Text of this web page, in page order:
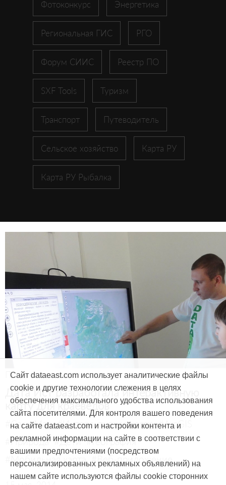
Фотоконкурс Энергетика
Региональная ГИС РГО
Форум СИИС Реестр ПО
SXF Tools Туризм
Транспорт Путеводитель
Сельское хозяйство Карта РУ
Карта РУ Рыбалка
Продукты и услуги
Дата Ист разработала интерактивную
карту для краеведов
#CarryMap #Интерактивная карта #ArcGIS
#Природа #Дети #География
#Мобильная карта #Веб-приложение
Сайт dataeast.com использует аналитические файлы
cookie и другие технологии слежения в целях
обеспечения максимального удобства использования
сайта посетителями. Для контроля вашего поведения
на сайте dataeast.com и настройки контента и
рекламной информации на сайте в соответствии с
вашими предпочтениями (посредством
персонализированных рекламных объявлений) на
нашем сайте используются файлы cookie сторонних